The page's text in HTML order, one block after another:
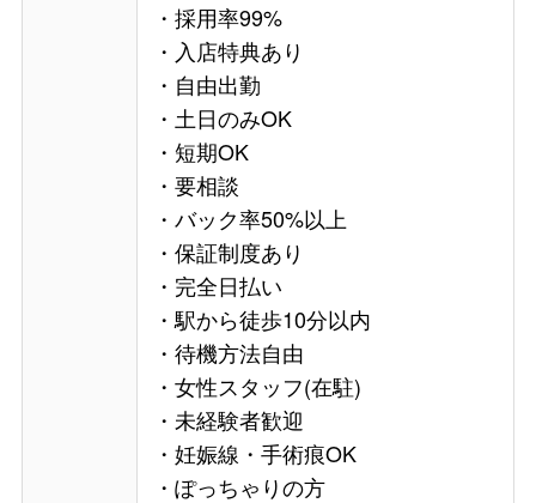
・採用率99%
・入店特典あり
・自由出勤
・土日のみOK
・短期OK
・要相談
・バック率50%以上
・保証制度あり
・完全日払い
・駅から徒歩10分以内
・待機方法自由
・女性スタッフ(在駐)
・未経験者歓迎
・妊娠線・手術痕OK
・ぽっちゃりの方